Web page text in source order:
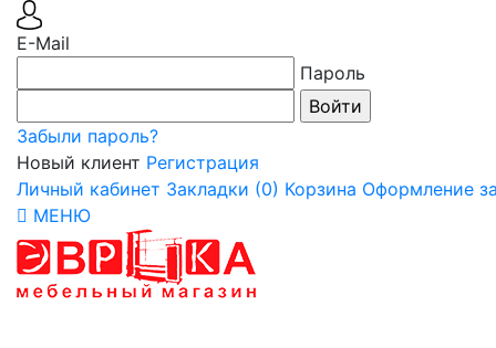
E-Mail
Пароль
Забыли пароль?
Новый клиент Регистрация
Личный кабинет Закладки (0) Корзина Оформление
МЕНЮ